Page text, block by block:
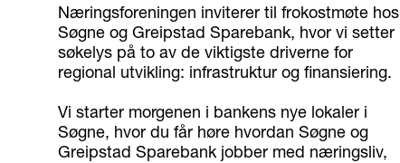
Næringsforeningen inviterer til frokostmøte hos
Søgne og Greipstad Sparebank, hvor vi setter
søkelys på to av de viktigste driverne for
regional utvikling: infrastruktur og finansiering.
Vi starter morgenen i bankens nye lokaler i
Søgne, hvor du får høre hvordan Søgne og
Greipstad Sparebank jobber med næringsliv,